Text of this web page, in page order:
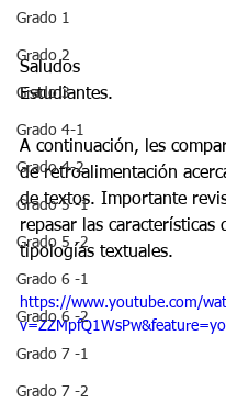
Grado 1
Grado 2
Grado 3
Grado 4-1
Grado 4-2
Grado 5 -1
Grado 5 -2
Grado 6 -1
Grado 6 -2
Grado 7 -1
Grado 7 -2
Saludos
Estudiantes.
A continuación, les
de retroalimentación
de textos. Importante
repasar las características
tipologías textuales.
https://www.youtube.com/